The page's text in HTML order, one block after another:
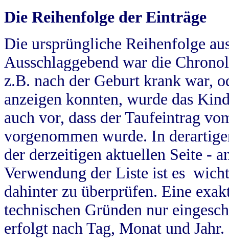
Die Reihenfolge der Einträge
Die ursprüngliche Reihenfolge
Ausschlaggebend war die
z.B. nach der Geburt krank war,
anzeigen konnten, wurde das
auch vor, dass der Taufeintrag
vorgenommen wurde. In
der derzeitigen aktuellen Seite -
Verwendung der Liste ist es
dahinter zu überprüfen. Eine
technischen Gründen nur
erfolgt nach Tag, Monat und Jahr.